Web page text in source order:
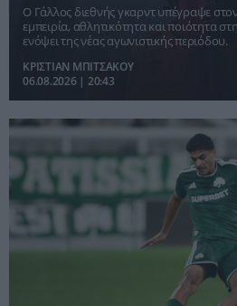
Ο Γάλλος διεθνής γκαρντ υπέγραψε
εμπειρία, αθλητικότητα και ποιότητα
ενόψει της νέας αγωνιστικής περιόδου.
ΚΡΙΣΤΙΑΝ ΜΠΙΤΣΑΚΟΥ
06.08.2026 | 20:43